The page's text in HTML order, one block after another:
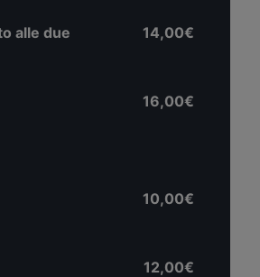
alle due
14,00€
16,00€
10,00€
12,00€